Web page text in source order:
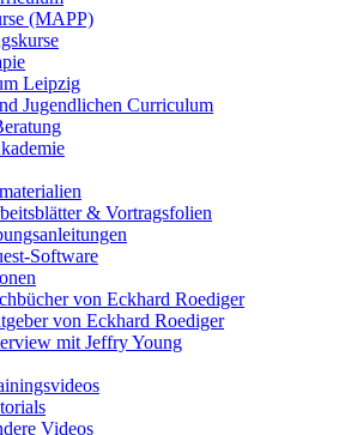
(MAPP)
Leipzig
Jugendlichen Curriculum
& Vortragsfolien
Software
von Eckhard Roediger
von Eckhard Roediger
mit Jeffry Young
Videos